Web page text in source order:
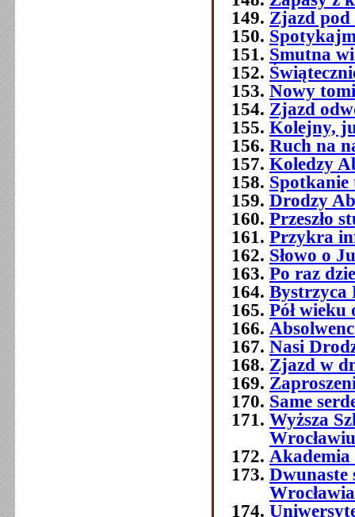
Zjazd
Smutna
Nowy
Zjazd
Kolejny,
Ruch na
Koledzy
Spotkanie
Drodzy
Przeszło
Przykra
Słowo o
Po raz
Bystrzyca
Pół
Nasi
Zjazd w
Same
Wyższa
Wrocławiu
Dwunaste
Wrocławia